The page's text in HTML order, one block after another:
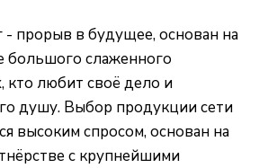
прорыв в будущее, основан на
большого слаженного
кто любит своё дело и
душу. Выбор продукции сети
высоким спросом, основан на
с крупнейшими